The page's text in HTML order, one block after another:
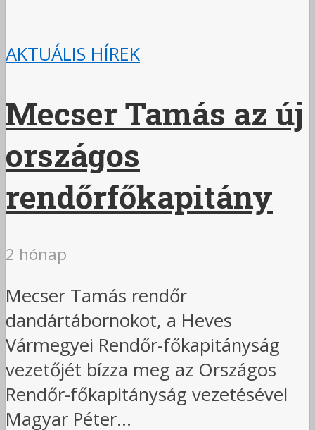
AKTUÁLIS HÍREK
Mecser Tamás az új
országos
rendőrfőkapitány
2 hónap
Mecser Tamás rendőr
dandártábornokot, a Heves
Vármegyei Rendőr-főkapitányság
vezetőjét bízza meg az Országos
Rendőr-főkapitányság vezetésével
Magyar Péter...